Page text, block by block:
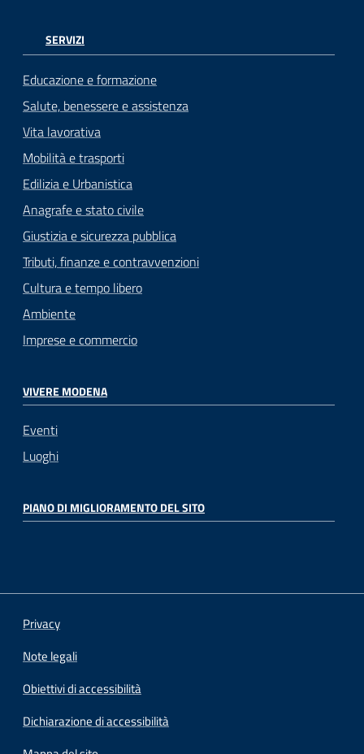
SERVIZI
Educazione e formazione
Salute, benessere e assistenza
Vita lavorativa
Mobilità e trasporti
Edilizia e Urbanistica
Anagrafe e stato civile
Giustizia e sicurezza pubblica
Tributi, finanze e contravvenzioni
Cultura e tempo libero
Ambiente
Imprese e commercio
VIVERE MODENA
Eventi
Luoghi
PIANO DI MIGLIORAMENTO DEL SITO
Privacy
Note legali
Obiettivi di accessibilità
Dichiarazione di accessibilità